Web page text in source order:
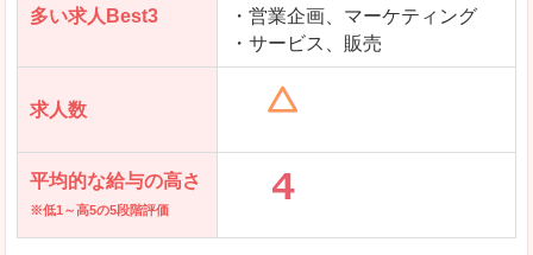
多い求人Best3
・営業企画、マーケティング
・サービス、販売
求人数
平均的な給与の高さ
※低1～高5の5段階評価